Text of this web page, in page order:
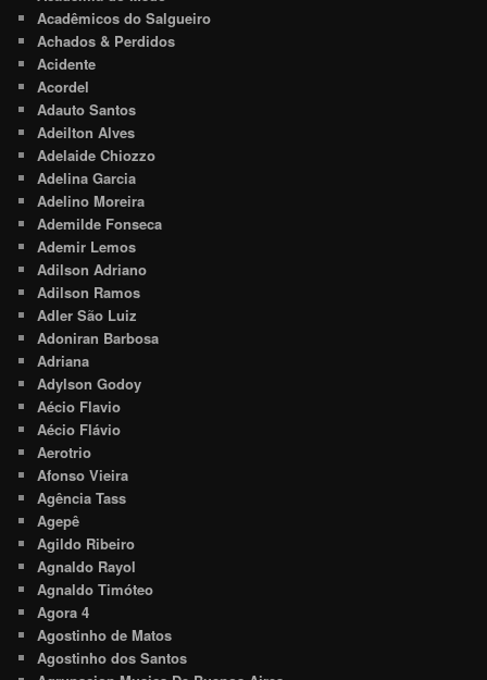
Acadêmicos do Salgueiro
Achados & Perdidos
Acidente
Acordel
Adauto Santos
Adeilton Alves
Adelaide Chiozzo
Adelina Garcia
Adelino Moreira
Ademilde Fonseca
Ademir Lemos
Adilson Adriano
Adilson Ramos
Adler São Luiz
Adoniran Barbosa
Adriana
Adylson Godoy
Aécio Flavio
Aécio Flávio
Aerotrio
Afonso Vieira
Agência Tass
Agepê
Agildo Ribeiro
Agnaldo Rayol
Agnaldo Timóteo
Agora 4
Agostinho de Matos
Agostinho dos Santos